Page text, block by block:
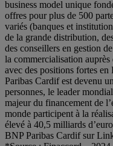
business model unique
offres pour plus de 500
variés (banques et
de la grande distribution,
des conseillers en gestion
la commercialisation auprès
avec des positions fortes
Paribas Cardif est devenu
personnes, le leader
majeur du financement de
monde participent à la
élevé à 40,5 milliards
BNP Paribas Cardif sur